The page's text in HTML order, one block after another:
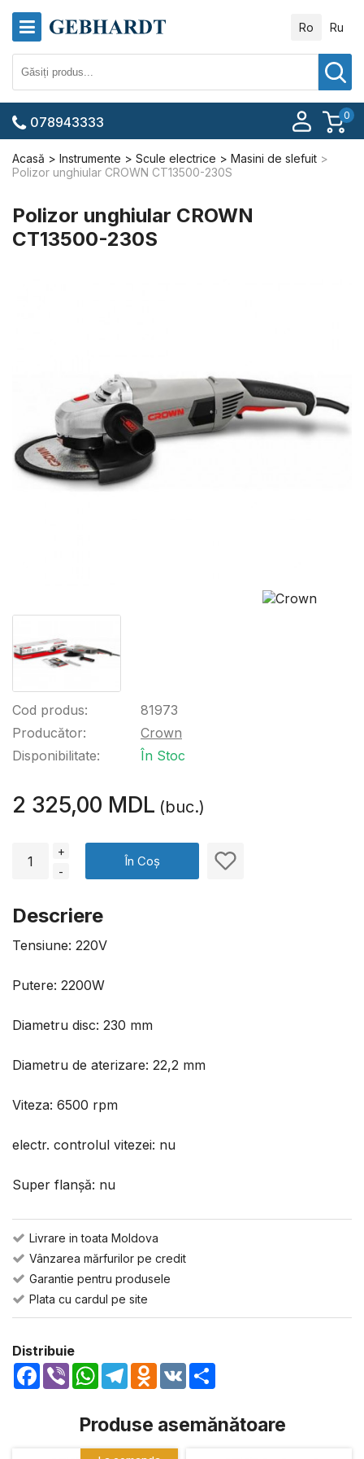
Ro Ru
0
078943333
Acasă Instrumente Scule electrice
Masini de slefuit
Polizor unghiular CROWN CT13500-230S
Polizor unghiular CROWN
CT13500-230S
Cod produs:
Producător:
Disponibilitate:
81973
Crown
În Stoc
2 325,00 MDL (buc.)
+
-
În Coș
Descriere
Tensiune: 220V
Putere: 2200W
Diametru disc: 230 mm
Diametru de aterizare: 22,2 mm
Viteza: 6500 rpm
electr. controlul vitezei: nu
Super flanșă: nu
Livrare in toata Moldova
Vânzarea mărfurilor pe credit
Garantie pentru produsele
Plata cu cardul pe site
Distribuie
Facebook
Viber WhatsApp
TelegramOdnoklassniki
VK
Produse asemănătoare